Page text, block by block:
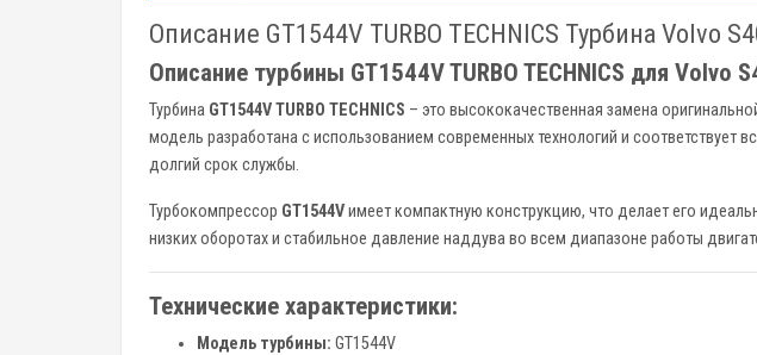
Описание GT1544V TURBO TECHNICS Турбина Volvo
Описание турбины GT1544V TURBO TECHNICS для Volvo
Турбина GT1544V TURBO TECHNICS – это высококачественная замена
модель разработана с использованием современных технологий и
долгий срок службы.
Турбокомпрессор GT1544Vимеет компактную конструкцию, что делает его
низких оборотах и стабильное давление наддува во всем диапазоне работы
Технические характеристики:
Модель турбины: GT1544V